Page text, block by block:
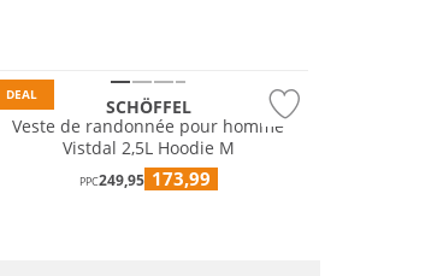
DEAL
SCHÖFFEL
Veste de randonnée pour homme
Vistdal 2,5L Hoodie M
PPC249,95 173,99